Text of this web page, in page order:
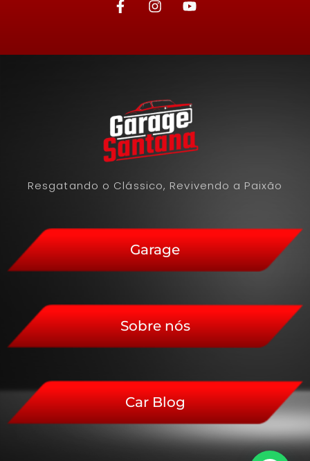
Resgatando o Clássico, Revivendo a Paixão
Garage
Sobre nós
Car Blog